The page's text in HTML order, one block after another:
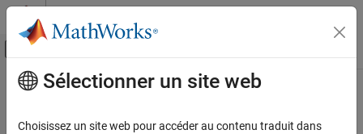
Passer au contenu
Activer/désactiver l'affichage du menu
Accueil de la documentation
Contenu principal
coordinateTransform
Sélectionner un site web
Choisissez un site web pour accéder au contenu traduit dans